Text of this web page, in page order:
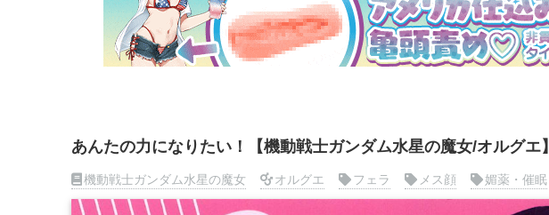
あんたの力になりたい！【機動戦士ガンダム水星の魔女/オルグエ】
機動戦士ガンダム水星の魔女 オルグエ フェラ メス顔 媚薬・催眠